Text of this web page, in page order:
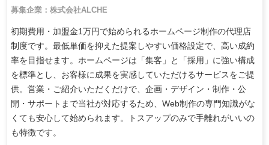
募集企業：株式会社ALCHE
初期費用・加盟金1万円で始められるホームページ制作の代理店
制度です。最低単価を抑えた提案しやすい価格設定で、高い成約
率を目指せます。ホームページは「集客」と「採用」に強い構成
を標準とし、お客様に成果を実感していただけるサービスをご提
供。営業・ご紹介いただくだけで、企画・デザイン・制作・公
開・サポートまで当社が対応するため、Web制作の専門知識がな
くても安心して始められます。トスアップのみで手離れがいいの
も特徴です。